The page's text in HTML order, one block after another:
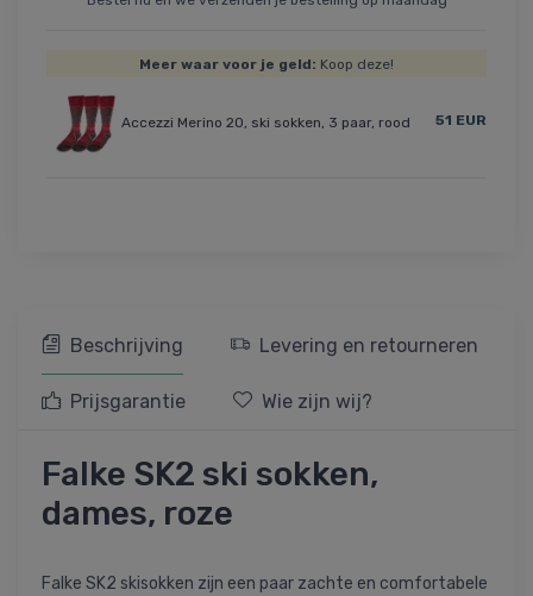
Meer waar voor je geld: Koop deze!
Accezzi Merino 20, ski sokken, 3 paar, rood 51 EUR
Beschrijving Levering en retourneren
Prijsgarantie Wie zijn wij?
Falke SK2 ski sokken,
dames, roze
Falke SK2 skisokken zijn een paar zachte en comfortabele